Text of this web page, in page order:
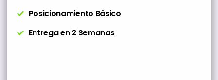
Posicionamiento Básico
Entrega en 2 Semanas